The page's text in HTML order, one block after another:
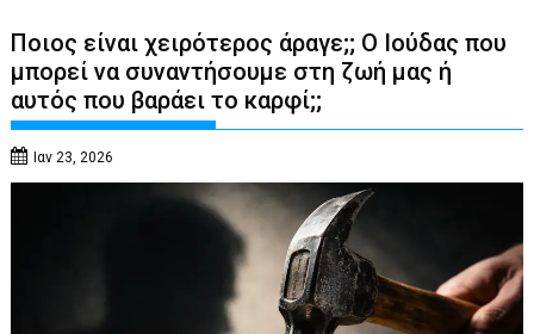
Ποιος είναι χειρότερος άραγε;; Ο Ιούδας που
μπορεί να συναντήσουμε στη ζωή μας ή
αυτός που βαράει το καρφί;;
Ιαν 23, 2026